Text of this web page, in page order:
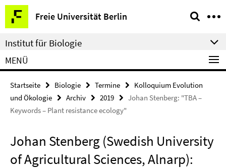
Springe
direkt
zu
Inhalt
Freie Universität Berlin
Service-
Navigation
Institut für Biologie
MENÜ
Startseite Biologie Termine
Kolloquium Evolution
und Ökologie
Archiv 2019
Johan Stenberg: "TBA –
Keywords – Plant resistance ecology"
Johan Stenberg (Swedish University
of Agricultural Sciences, Alnarp):